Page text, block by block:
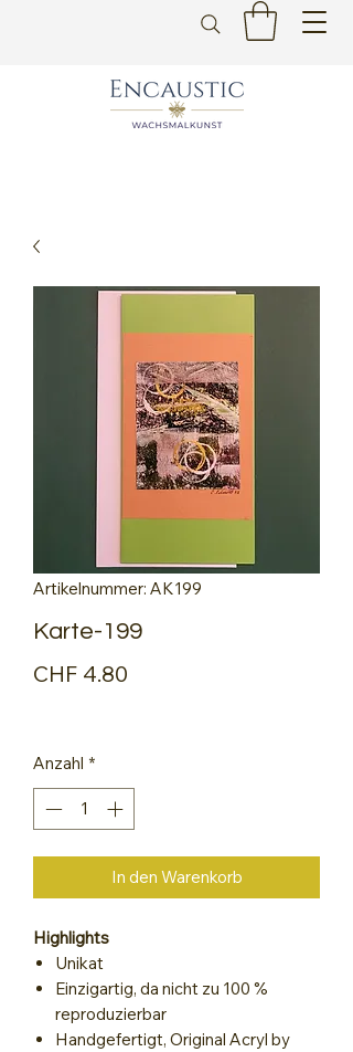
Artikelnummer: AK199
Karte-199
CHF 4.80
Anzahl *
In den Warenkorb
Highlights
Unikat
Einzigartig, da nicht zu 100 %
reproduzierbar
Handgefertigt, Original Acryl by